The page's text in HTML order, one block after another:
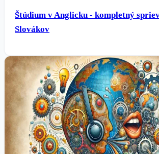
Štúdium v Anglicku - kompletný
Slovákov